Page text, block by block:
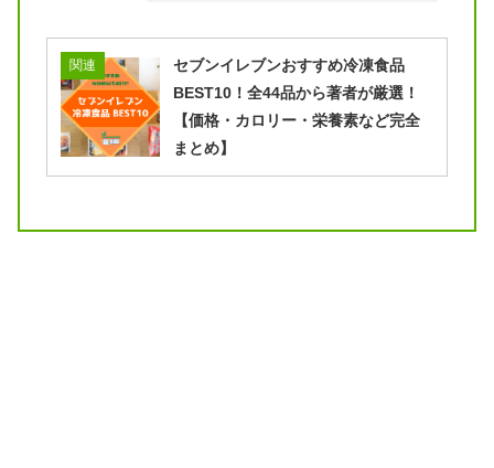
関連
セブンイレブンおすすめ冷凍食品
BEST10！全44品から著者が厳選！
【価格・カロリー・栄養素など完全
まとめ】